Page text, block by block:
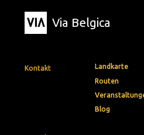
Via Belgica
Kontakt
Landkarte
Routen
Blog